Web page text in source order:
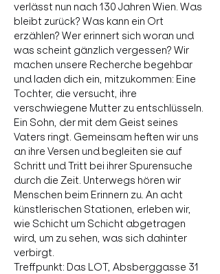
verlässt nun nach 130 Jahren Wien. Was
bleibt zurück? Was kann ein Ort
erzählen? Wer erinnert sich woran und
was scheint gänzlich vergessen? Wir
machen unsere Recherche begehbar
und laden dich ein, mitzukommen: Eine
Tochter, die versucht, ihre
verschwiegene Mutter zu entschlüsseln.
Ein Sohn, der mit dem Geist seines
Vaters ringt. Gemeinsam heften wir uns
an ihre Versen und begleiten sie auf
Schritt und Tritt bei ihrer Spurensuche
durch die Zeit. Unterwegs hören wir
Menschen beim Erinnern zu. An acht
künstlerischen Stationen, erleben wir,
wie Schicht um Schicht abgetragen
wird, um zu sehen, was sich dahinter
verbirgt.
Treffpunkt: Das LOT, Absberggasse 31